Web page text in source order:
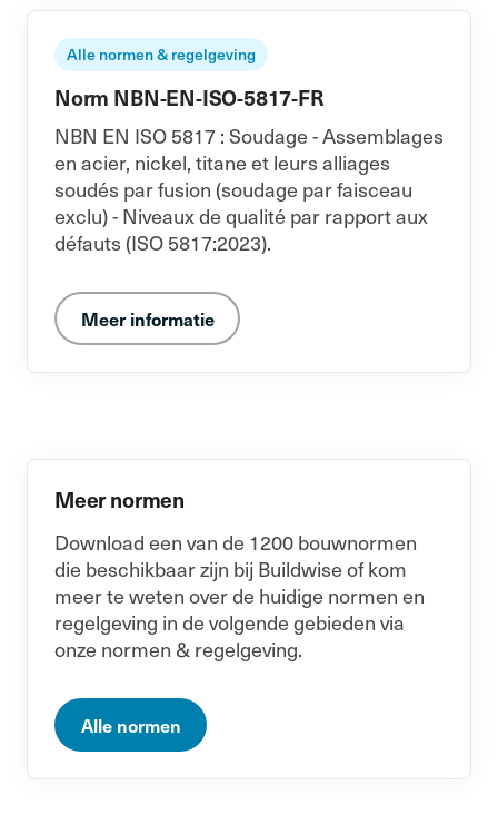
Alle normen & regelgeving
Norm NBN-EN-ISO-5817-FR
NBN EN ISO 5817 : Soudage - Assemblages
en acier, nickel, titane et leurs alliages
soudés par fusion (soudage par faisceau
exclu) - Niveaux de qualité par rapport aux
défauts (ISO 5817:2023).
Meer informatie
Meer normen
Download een van de 1200 bouwnormen
die beschikbaar zijn bij Buildwise of kom
meer te weten over de huidige normen en
regelgeving in de volgende gebieden via
onze normen & regelgeving.
Alle normen